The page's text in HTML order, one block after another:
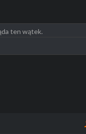
ten wątek.